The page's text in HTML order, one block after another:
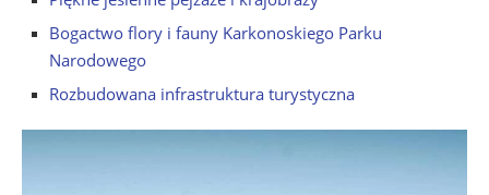
Bogactwo flory i fauny Karkonoskiego Parku
Narodowego
Rozbudowana infrastruktura turystyczna